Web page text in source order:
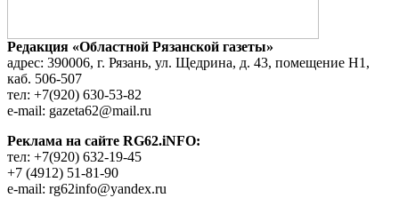
Редакция «Областной Рязанской газеты»
адрес: 390006, г. Рязань, ул. Щедрина, д. 43, помещение Н1,
каб. 506-507
тел: +7(920) 630-53-82
e-mail: gazeta62@mail.ru
Реклама на сайте RG62.iNFO:
тел: +7(920) 632-19-45
+7 (4912) 51-81-90
e-mail: rg62info@yandex.ru